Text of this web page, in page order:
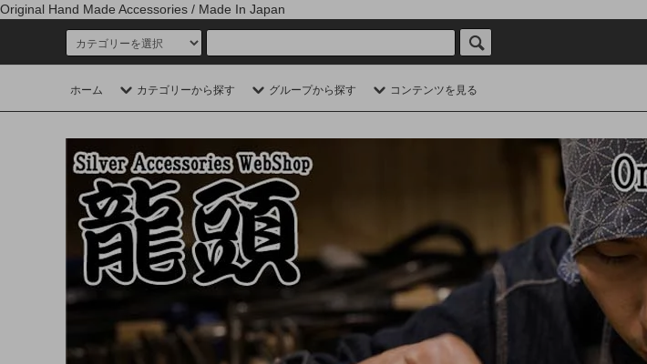
Original Hand Made Accessories / Made In Japan
ホーム カテゴリーから探す グループから探す コンテンツを見る